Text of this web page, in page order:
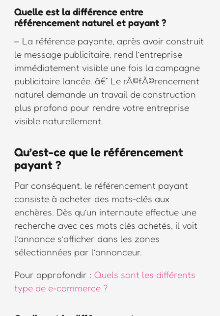
Quelle est la différence entre
référencement naturel et payant ?
– La référence payante, après avoir construit
le message publicitaire, rend l’entreprise
immédiatement visible une fois la campagne
publicitaire lancée. â€“ Le rÃ©fÃ©rencement
naturel demande un travail de construction
plus profond pour rendre votre entreprise
visible naturellement.
Qu’est-ce que le référencement
payant ?
Par conséquent, le référencement payant
consiste à acheter des mots-clés aux
enchères. Dès qu’un internaute effectue une
recherche avec ces mots clés achetés, il voit
l’annonce s’afficher dans les zones
sélectionnées par l’annonceur.
Pour approfondir : Quels sont les différents
type de e-commerce ?